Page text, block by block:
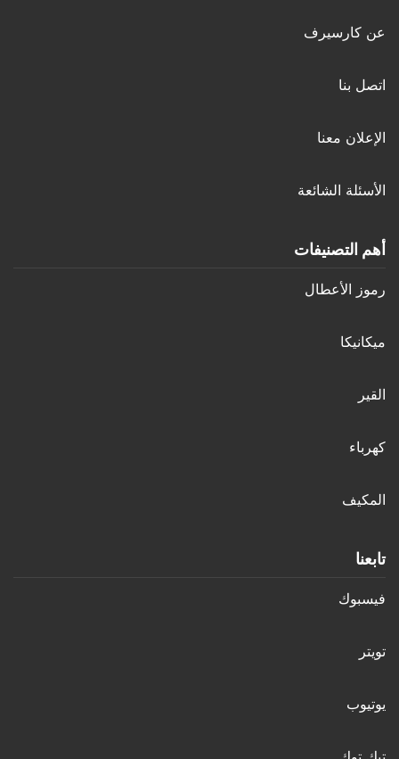
عن كارسيرف
اتصل بنا
الإعلان معنا
الأسئلة الشائعة
أهم التصنيفات
رموز الأعطال
ميكانيكا
القير
كهرباء
المكيف
تابعنا
فيسبوك
تويتر
يوتيوب